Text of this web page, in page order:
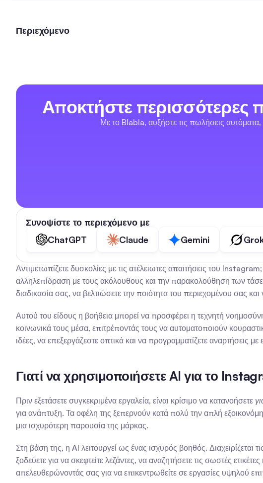
Περιεχόμενο
Συνοψίστε το περιεχόμενο με
ChatGPT
Claude Gemini
Αντιμετωπίζετε δυσκολίες με τις ατέλειωτες απαιτήσεις του
αλληλεπίδραση με τους ακόλουθους και την παρακολούθηση των
διαδικασία σας, να βελτιώσετε την ποιότητα του περιεχομένου σας
Αυτού του είδους η βοήθεια μπορεί να προσφέρει η τεχνητή
κοινωνικά τους μέσα, επιτρέποντάς τους να αυτοματοποιούν
ιδέες, να επεξεργάζεστε οπτικά και να προγραμματίζετε αναρτήσεις
Γιατί να χρησιμοποιήσετε AI για το
Πριν εξετάσετε συγκεκριμένα εργαλεία, είναι κρίσιμο να κατανοήσετε
για ανάπτυξη. Τα οφέλη της ξεπερνούν κατά πολύ την απλή
μια ισχυρότερη παρουσία της μάρκας.
Στη βάση της, η AI λειτουργεί ως ένας ισχυρός βοηθός.
ξοδεύετε για να σκεφτείτε λεζάντες, να αναζητήσετε τις σωστές
απελευθερώνοντάς σας για να επικεντρωθείτε σε εργασίες υψηλού
Αποκτήστε περισσότερες
Με το Blabla, αυξήστε τις πωλήσεις